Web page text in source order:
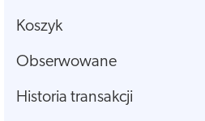
Koszyk
Obserwowane
Historia transakcji